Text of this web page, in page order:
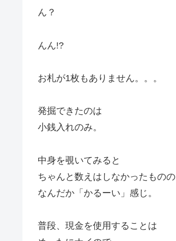
ん？
んん!?
お札が1枚もありません。。。
発掘できたのは
小銭入れのみ。
中身を覗いてみると
ちゃんと数えはしなかったものの
なんだか「かるーい」感じ。
普段、現金を使用することは